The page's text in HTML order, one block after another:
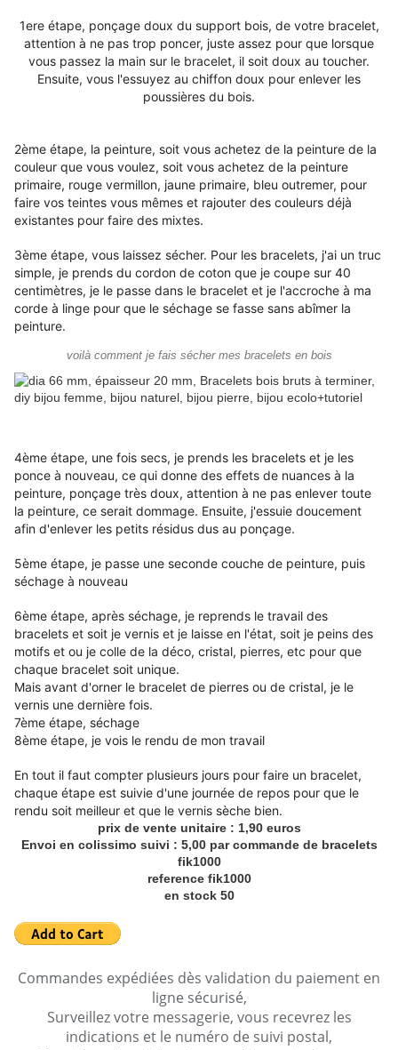
1ere étape, ponçage doux du support bois, de votre bracelet,
attention à ne pas trop poncer, juste assez pour que lorsque
vous passez la main sur le bracelet, il soit doux au toucher.
Ensuite, vous l'essuyez au chiffon doux pour enlever les
poussières du bois.
2ème étape, la peinture, soit vous achetez de la peinture de la
couleur que vous voulez, soit vous achetez de la peinture
primaire, rouge vermillon, jaune primaire, bleu outremer, pour
faire vos teintes vous mêmes et rajouter des couleurs déjà
existantes pour faire des mixtes.
3ème étape, vous laissez sécher. Pour les bracelets, j'ai un truc
simple, je prends du cordon de coton que je coupe sur 40
centimètres, je le passe dans le bracelet et je l'accroche à ma
corde à linge pour que le séchage se fasse sans abîmer la
peinture.
voilà comment je fais sécher mes bracelets en bois
4ème étape, une fois secs, je prends les bracelets et je les
ponce à nouveau, ce qui donne des effets de nuances à la
peinture, ponçage très doux, attention à ne pas enlever toute
la peinture, ce serait dommage. Ensuite, j'essuie doucement
afin d'enlever les petits résidus dus au ponçage.
5ème étape, je passe une seconde couche de peinture, puis
séchage à nouveau
6ème étape, après séchage, je reprends le travail des
bracelets et soit je vernis et je laisse en l'état, soit je peins des
motifs et ou je colle de la déco, cristal, pierres, etc pour que
chaque bracelet soit unique.
Mais avant d'orner le bracelet de pierres ou de cristal, je le
vernis une dernière fois.
7ème étape, séchage
8ème étape, je vois le rendu de mon travail
En tout il faut compter plusieurs jours pour faire un bracelet,
chaque étape est suivie d'une journée de repos pour que le
rendu soit meilleur et que le vernis sèche bien.
prix de vente unitaire : 1,90 euros
Envoi en colissimo suivi : 5,00 par commande de bracelets
fik1000
reference fik1000
en stock 50
Commandes expédiées dès validation du paiement en
ligne sécurisé,
Surveillez votre messagerie, vous recevrez les
indications et le numéro de suivi postal,